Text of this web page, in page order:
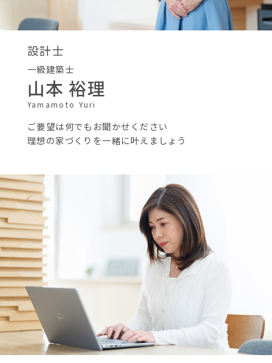
設計士
一級建築士
山本 裕理
Yamamoto Yuri
ご要望は何でもお聞かせください
理想の家づくりを一緒に叶えましょう